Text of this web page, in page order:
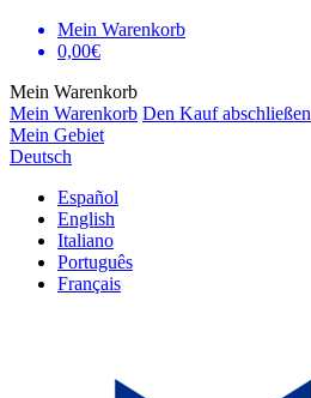
Mein Warenkorb
0,00€
Mein Warenkorb
Mein Warenkorb Den Kauf abschließen
Mein Gebiet
Deutsch
Español
English
Italiano
Português
Français